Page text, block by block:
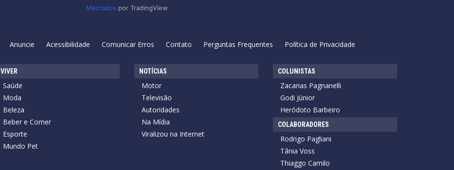
Mercados por TradingView
Anuncie Acessibilidade Comunicar Erros Contato Perguntas Frequentes Política de Privacidade
VIVER
Saúde
Moda
Beleza
Beber e Comer
Esporte
Mundo Pet
NOTÍCIAS
Motor
Televisão
Autoridades
Na Mídia
Viralizou na Internet
COLUNISTAS
Zacarias Pagnanelli
Godi Júnior
Heródoto Barbeiro
COLABORADORES
Rodrigo Pagliani
Tânia Voss
Thiaggo Camilo